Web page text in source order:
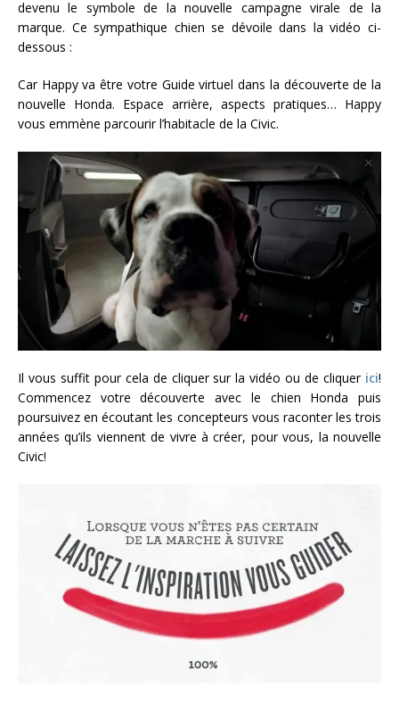
devenu le symbole de la nouvelle campagne virale de la
marque. Ce sympathique chien se dévoile dans la vidéo ci-
dessous :
Car Happy va être votre Guide virtuel dans la découverte de la
nouvelle Honda. Espace arrière, aspects pratiques… Happy
vous emmène parcourir l’habitacle de la Civic.
Il vous suffit pour cela de cliquer sur la vidéo ou de cliquer ici!
Commencez votre découverte avec le chien Honda puis
poursuivez en écoutant les concepteurs vous raconter les trois
années qu’ils viennent de vivre à créer, pour vous, la nouvelle
Civic!